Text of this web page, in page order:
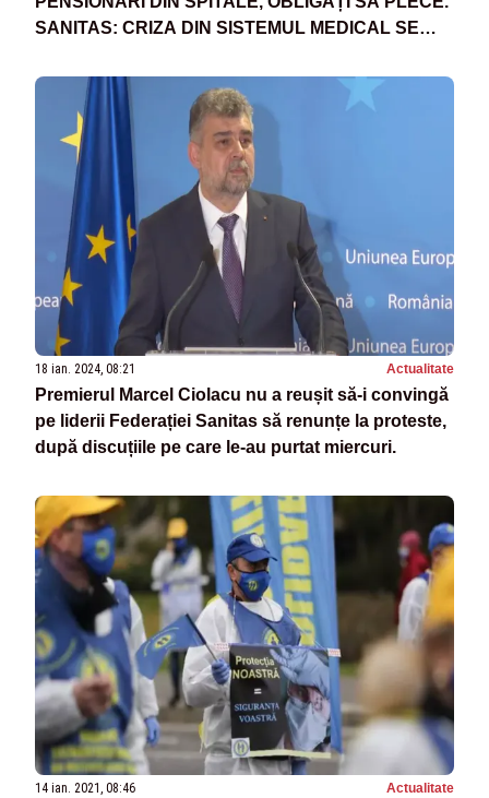
SANITAS: CRIZA DIN SISTEMUL MEDICAL SE
18 ian. 2024, 08:21 Actualitate
Premierul Marcel Ciolacu nu a reușit să-i convingă
pe liderii Federației Sanitas să renunțe la proteste,
după discuțiile pe care le-au purtat miercuri.
14 ian. 2021, 08:46 Actualitate